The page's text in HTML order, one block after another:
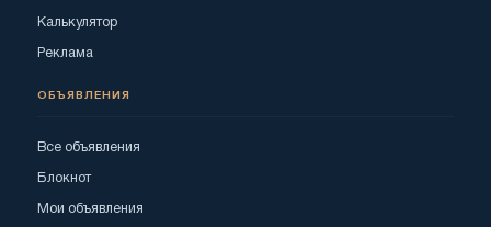
Калькулятор
Реклама
ОБЪЯВЛЕНИЯ
Все объявления
Блокнот
Мои объявления